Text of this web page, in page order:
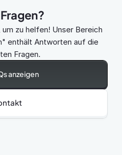
um zu helfen! Unser Bereich
enthält Antworten auf die
Fragen.
anzeigen